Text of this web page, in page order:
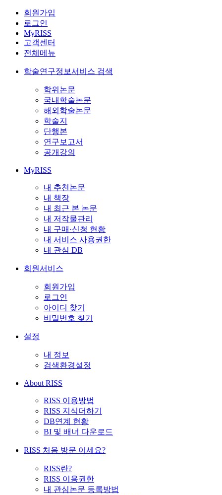
회원가입
로그인
MyRISS
고객센터
전체메뉴
학술연구정보서비스 검색
학위논문
국내학술논문
해외학술논문
학술지
단행본
연구보고서
공개강의
MyRISS
내 추천논문
내 책장
내 최근 본 논문
내 저작물관리
내 구매·신청 현황
내 서비스 사용권한
내 관심 DB
회원서비스
회원가입
로그인
아이디 찾기
비밀번호 찾기
설정
내 정보
검색환경설정
About RISS
RISS 이용방법
RISS 지식더하기
DB연계 현황
BI 및 배너 다운로드
RISS 처음 방문 이세요?
RISS란?
RISS 이용권한
내 관심논문 등록방법